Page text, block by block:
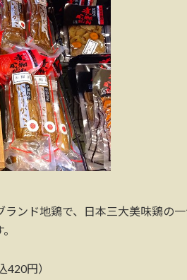
ンド地鶏で、日本三大美味鶏の
420円）